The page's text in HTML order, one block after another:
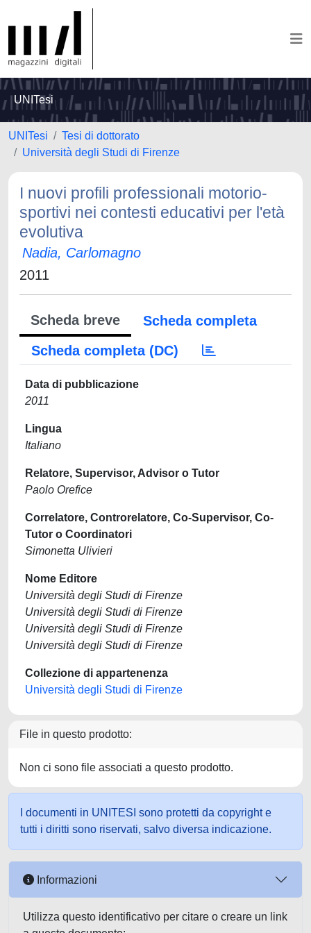
UNITesi
UNITesi
Tesi di dottorato
Università degli Studi di Firenze
I nuovi profili professionali motorio-
sportivi nei contesti educativi per l'età
evolutiva
Nadia, Carlomagno
2011
Scheda breve
Scheda completa
Scheda completa (DC)
Data di pubblicazione
2011
Lingua
Italiano
Relatore, Supervisor, Advisor o Tutor
Paolo Orefice
Correlatore, Controrelatore, Co-Supervisor, Co-
Tutor o Coordinatori
Simonetta Ulivieri
Nome Editore
Università degli Studi di Firenze
Università degli Studi di Firenze
Università degli Studi di Firenze
Università degli Studi di Firenze
Collezione di appartenenza
Università degli Studi di Firenze
File in questo prodotto:
Non ci sono file associati a questo prodotto.
I documenti in UNITESI sono protetti da copyright e
tutti i diritti sono riservati, salvo diversa indicazione.
Informazioni
Utilizza questo identificativo per citare o creare un link